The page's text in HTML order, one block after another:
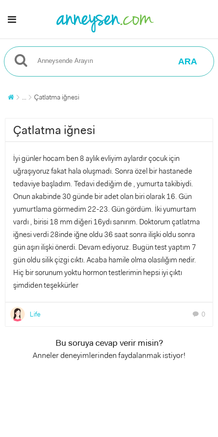
ARA
... Çatlatma iğnesi
Çatlatma iğnesi
İyi günler hocam ben 8 aylık evliyim aylardır çocuk için
uğraşıyoruz fakat hala oluşmadı. Sonra özel bir hastanede
tedaviye başladım. Tedavi dediğim de , yumurta takibiydi.
Onun akabinde 30 günde bir adet olan biri olarak 16. Gün
yumurtlama görmedim 22-23. Gün gördüm. İki yumurtam
vardı , birisi 18 mm diğeri 16ydı sanırım. Doktorum çatlatma
iğnesi verdi 28inde iğne oldu 36 saat sonra ilişki oldu sonra
gün aşırı ilişki önerdi. Devam ediyoruz. Bugün test yaptım 7
gün oldu silik çizgi cıktı. Acaba hamile olma olasılığım nedir.
Hiç bir sorunum yoktu hormon testlerimin hepsi iyi çıktı
şimdiden teşekkürler
Life chat 0
Bu soruya cevap verir misin?
Anneler deneyimlerinden faydalanmak istiyor!